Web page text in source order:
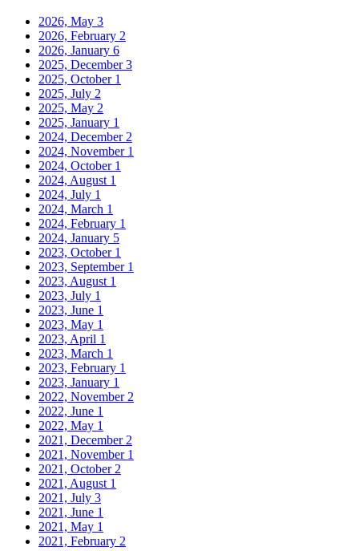
2026, May 3
2026, February 2
2026, January 6
2025, December3
2025, October 1
2025, July 2
2025, May 2
2025, January 1
2024, December 2
2024, November 1
2024, October 1
2024, August 1
2024, July 1
2024, March 1
2024, February 1
2024, January 5
2023, October 1
2023, September 1
2023, August 1
2023, July 1
2023, June 1
2023, May 1
2023, April 1
2023, March 1
2023, February 1
2023, January 1
2022, November 2
2022, June 1
2022, May 1
2021, December 2
2021, November 1
2021, October 2
2021, August 1
2021, July 3
2021, June 1
2021, May 1
2021, February 2